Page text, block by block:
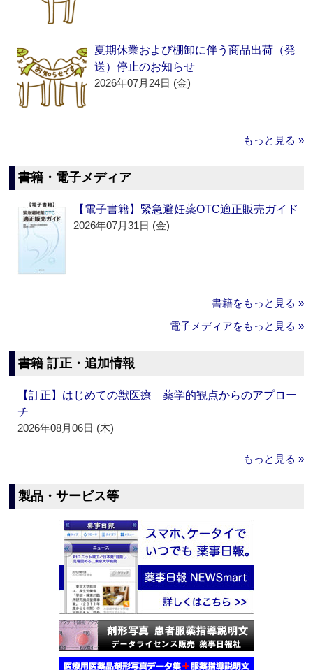
夏期休業および棚卸に伴う商品出荷（発
送）停止のお知らせ
2026年07月24日 (金)
もっと見る »
書籍・電子メディア
【電子書籍】緊急避妊薬OTC適正販売ガイド
2026年07月31日 (金)
書籍をもっと見る »
電子メディアをもっと見る »
書籍 訂正・追加情報
【訂正】はじめての獣医療 薬学的観点からのアプロー
チ
2026年08月06日 (木)
もっと見る »
製品・サービス等